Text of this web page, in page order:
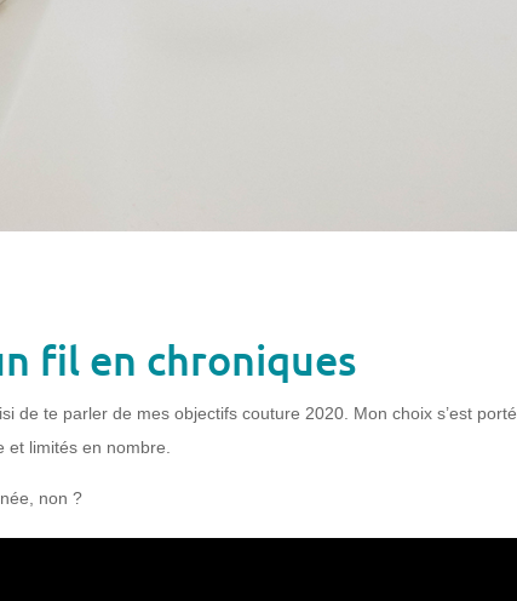
fil en chroniques
de te parler de mes objectifs couture 2020. Mon choix s’est porté
limités en nombre.
non ?